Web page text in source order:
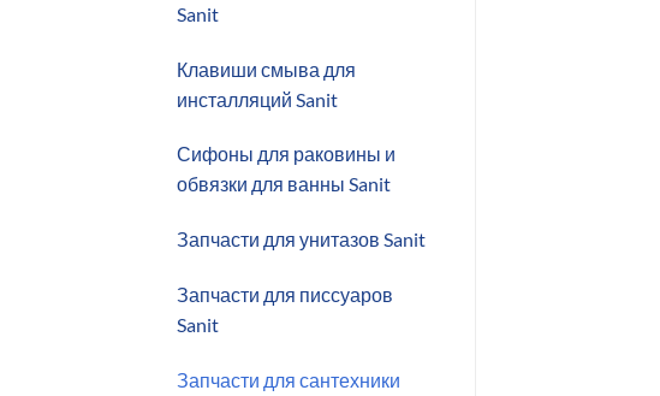
Sanit
Клавиши смыва для
инсталляций Sanit
Сифоны для раковины и
обвязки для ванны Sanit
Запчасти для унитазов Sanit
Запчасти для писсуаров
Sanit
Запчасти для сантехники